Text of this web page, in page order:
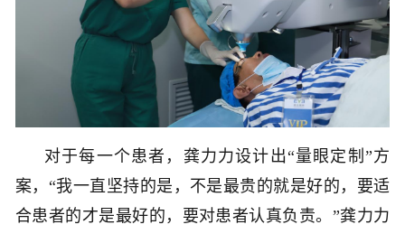
对于每一个患者，龚力力设计出“量眼定制”方
案，“我一直坚持的是，不是最贵的就是好的，要适
合患者的才是最好的，要对患者认真负责。”龚力力